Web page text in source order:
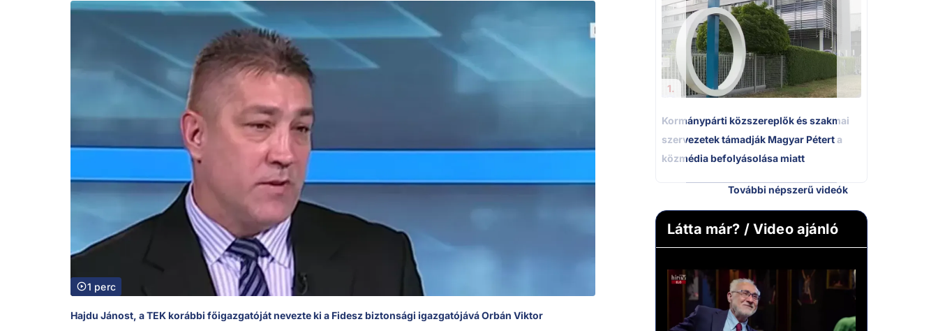
1 perc
Hajdu Jánost, a TEK korábbi főigazgatóját nevezte ki a Fidesz biztonsági igazgatójává Orbán Viktor
1.
Kormánypárti közszereplők és szakmai
szervezetek támadják Magyar Pétert a
közmédia befolyásolása miatt
További népszerű videók
Látta már? / Video ajánló